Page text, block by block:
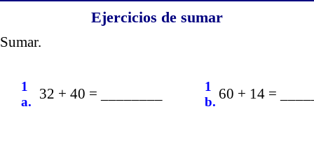
Ejercicios de sumar
Sumar.
1
a.
32 + 40 = ________
1
b. 60 + 14 =